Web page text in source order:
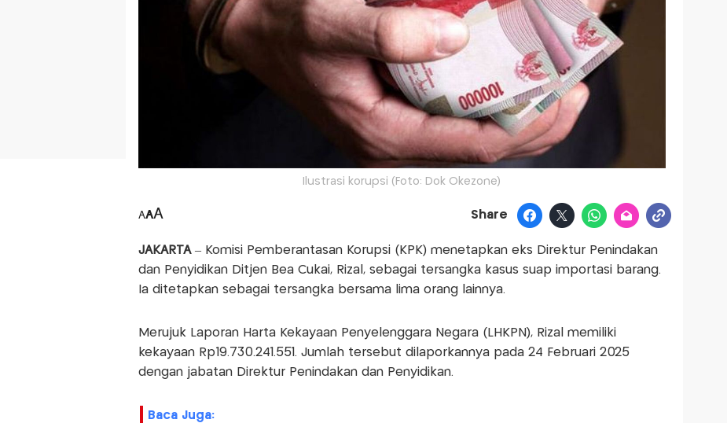
Ilustrasi korupsi (Foto: Dok Okezone)
AAA Share
JAKARTA– Komisi Pemberantasan Korupsi (KPK) menetapkan eks Direktur Penindakan
dan Penyidikan Ditjen Bea Cukai, Rizal, sebagai tersangka kasus suap importasi barang.
Ia ditetapkan sebagai tersangka bersama lima orang lainnya.
Merujuk Laporan Harta Kekayaan Penyelenggara Negara (LHKPN), Rizal memiliki
kekayaan Rp19.730.241.551. Jumlah tersebut dilaporkannya pada 24 Februari 2025
dengan jabatan Direktur Penindakan dan Penyidikan.
Baca Juga: